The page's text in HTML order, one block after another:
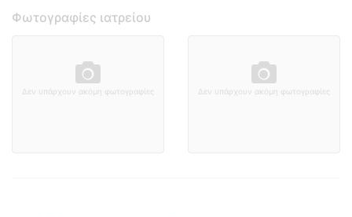
Φωτογραφίες ιατρείου
Δεν υπάρχουν ακόμη φωτογραφίες Δεν υπάρχουν ακόμη φωτογραφίες